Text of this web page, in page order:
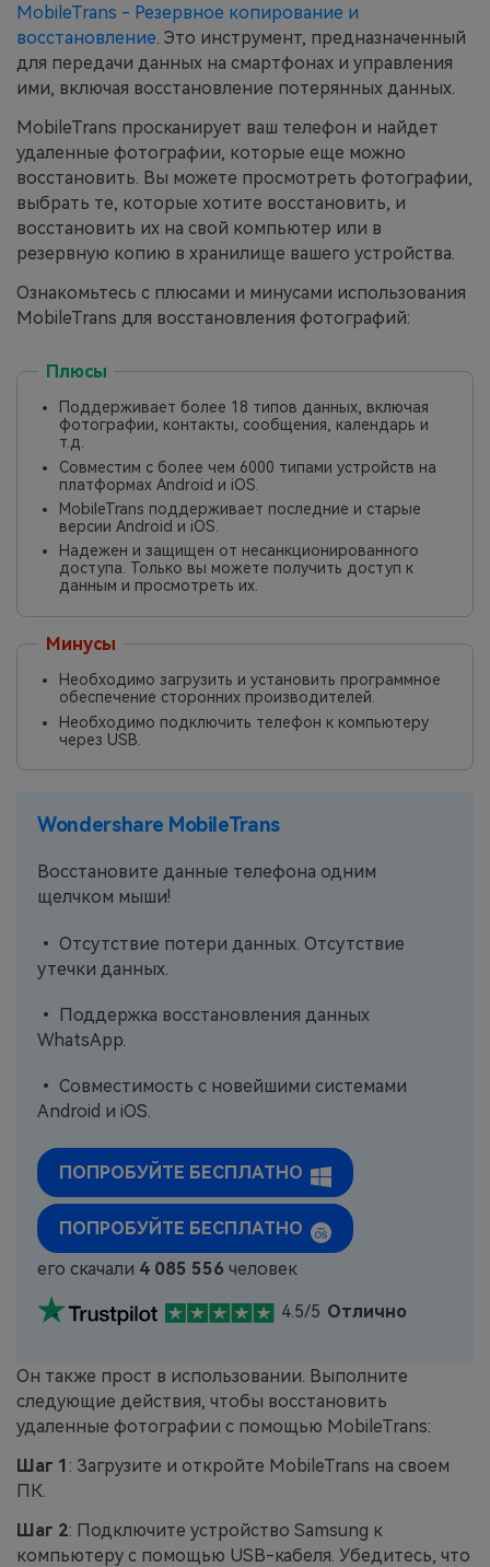
MobileTrans - Резервное копирование и
восстановление. Это инструмент, предназначенный
для передачи данных на смартфонах и управления
ими, включая восстановление потерянных данных.
MobileTrans просканирует ваш телефон и найдет
удаленные фотографии, которые еще можно
восстановить. Вы можете просмотреть фотографии,
выбрать те, которые хотите восстановить, и
восстановить их на свой компьютер или в
резервную копию в хранилище вашего устройства.
Ознакомьтесь с плюсами и минусами использования
MobileTrans для восстановления фотографий:
Плюсы
Поддерживает более 18 типов данных, включая
фотографии, контакты, сообщения, календарь и
т.д.
Совместим с более чем 6000 типами устройств на
платформах Android и iOS.
MobileTrans поддерживает последние и старые
версии Android и iOS.
Надежен и защищен от несанкционированного
доступа. Только вы можете получить доступ к
данным и просмотреть их.
Минусы
Необходимо загрузить и установить программное
обеспечение сторонних производителей.
Необходимо подключить телефон к компьютеру
через USB.
Wondershare MobileTrans
Восстановите данные телефона одним
щелчком мыши!
• Отсутствие потери данных. Отсутствие
утечки данных.
• Поддержка восстановления данных
WhatsApp.
• Совместимость с новейшими системами
Android и iOS.
ПОПРОБУЙТЕ БЕСПЛАТНО
ПОПРОБУЙТЕ БЕСПЛАТНО
его скачали 4 085 556 человек
4.5/5 Отлично
Он также прост в использовании. Выполните
следующие действия, чтобы восстановить
удаленные фотографии с помощью MobileTrans:
Шаг 1 : Загрузите и откройте MobileTrans на своем
ПК.
Шаг 2: Подключите устройство Samsung к
компьютеру с помощью USB-кабеля. Убедитесь, что